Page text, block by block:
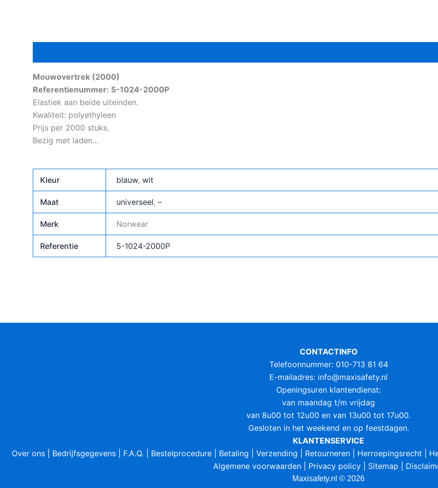
Mouwovertrek (2000)
Referentienummer: 5-1024-2000P
Elastiek aan beide uiteinden.
Kwaliteit: polyethyleen
Prijs per 2000 stuks.
Bezig met laden…
Kleur blauw,wit
Maat universeel,–
Merk Norwear
Referentie 5-1024-2000P
CONTACTINFO
Telefoonnummer: 010-713 81 64
E-mailadres: info@maxisafety.nl
Openingsuren klantendienst:
van maandag t/m vrijdag
van 8u00 tot 12u00 en van 13u00 tot 17u00.
Gesloten in het weekend en op feestdagen.
KLANTENSERVICE
Over ons
Bedrijfsgegevens F.A.Q. Bestelprocedure Betaling Verzending Retourneren Herroepingsrecht
Algemene voorwaarden| Privacy policy| Sitemap
Maxisafety.nl © 2026